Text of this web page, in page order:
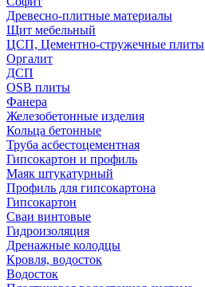
Древесно-плитные материалы
Щит мебельный
ЦСП, Цементно-стружечные плиты
Оргалит
ДСП
OSB плиты
Фанера
Железобетонные изделия
Кольца бетонные
Труба асбестоцементная
Гипсокартон и профиль
Маяк штукатурный
Профиль для гипсокартона
Гипсокартон
Сваи винтовые
Гидроизоляция
Дренажные колодцы
Кровля, водосток
Водосток